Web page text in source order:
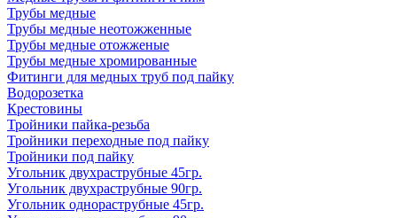
Трубы медные
Трубы медные неотожженные
Трубы медные отожженые
Трубы медные хромированные
Фитинги для медных труб под пайку
Водорозетка
Крестовины
Тройники пайка-резьба
Тройники переходные под пайку
Тройники под пайку
Угольник двухраструбные 45гр.
Угольник двухраструбные 90гр.
Угольник однораструбные 45гр.